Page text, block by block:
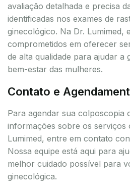
avaliação detalhada e precisa
identificadas nos exames de
ginecológico. Na Dr. Lumimed,
comprometidos em oferecer
de alta qualidade para ajudar a
bem-estar das mulheres.
Contato e
Para agendar sua colposcopia
informações sobre os serviços
Lumimed, entre em contato
Nossa equipe está aqui para
melhor cuidado possível para
ginecológica.